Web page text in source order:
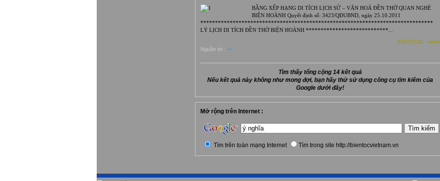
BẰNG XẾP HẠNG DI TÍCH LỊCH SỬ – VĂN HOÁ ĐỀN THỜ QUAN NGHÈ
BIỆN HOÀNH Quyết định số: 3423/QĐUBND, ngày 25.10.2011
*******************************************************************************
LÝ LỊCH DI TÍCH ĐỀN THỜ BIỆN HOÀNH ****************************...
07/07/2011 - laser
Nguồn tin : -/-
Tìm thấy tổng cộng 14 kết quả
Nếu kết quả này không như mong đợi, bạn hãy thử sử dụng công cụ tìm kiếm của
Google dưới đây!
Mở rộng trên Internet :
Tìm trên toàn mạng Internet Tìm trong site http://bientocvietnam.vn